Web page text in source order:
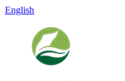
English